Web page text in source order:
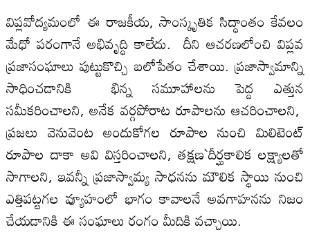
విప్లవోద్యమంలో ఈ రాజకీయ, సాంస్కృతిక సిద్ధాంతం కేవలం
మేధో పరంగానే అభివృద్ధి కాలేదు. దీని ఆచరణలోంచి విప్లవ
ప్రజాసంఘాలు పుట్టుకొచ్చి బలోపేతం చేశాయి. ప్రజాస్వామాన్ని
సాధించడానికి భిన్న సమూహాలను పెద్ద ఎత్తున
సమీకరించాలని, అనేక వర్గపోరాట రూపాలను ఆచరించాలని,
ప్రజలు వెనువెంట అందుకోగల రూపాల నుంచి మిలిటెంట్‌
రూపాల దాకా అవి విస్తరించాలని, తక్షణ`దీర్ఘకాలిక లక్ష్యాలతో
సాగాలని, ఇవన్నీ ప్రజాస్వామ్య సాధనను మౌలిక స్థాయి నుంచి
ఎత్తిపట్టగల వ్యూహంలో భాగం కావాలనే అవగాహనను నిజం
చేయడానికి ఈ సంఘాలు రంగం మీదికి వచ్చాయి.